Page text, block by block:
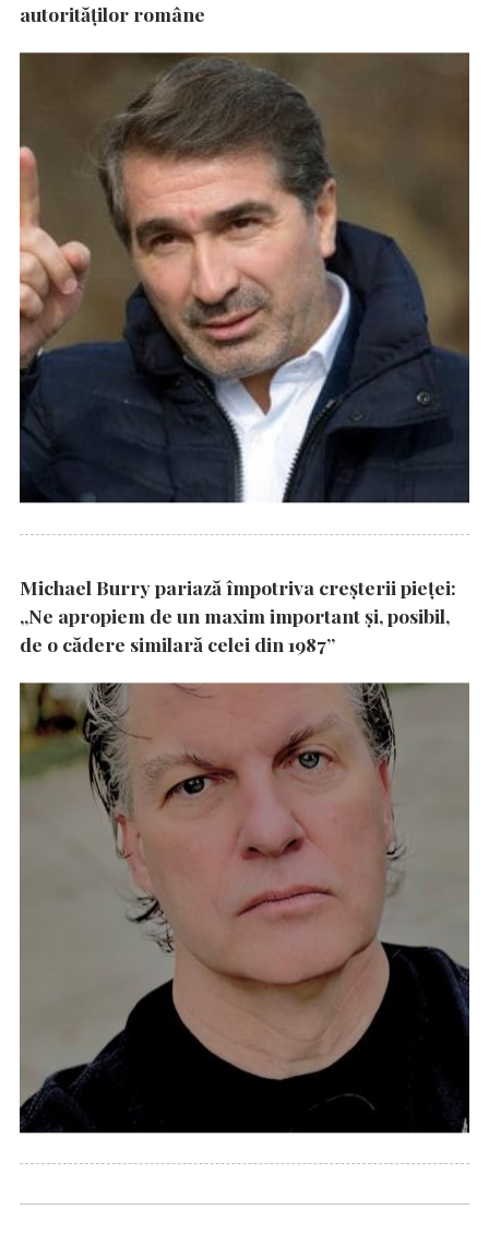
autorităţilor române
Michael Burry pariază împotriva creșterii pieței:
„Ne apropiem de un maxim important și, posibil,
de o cădere similară celei din 1987”